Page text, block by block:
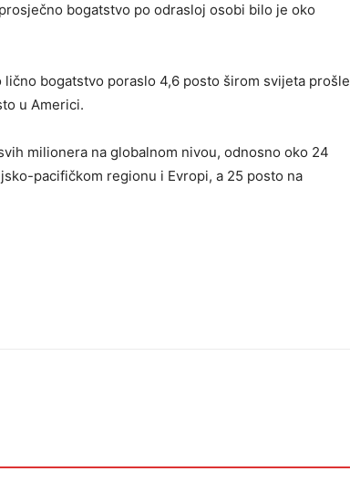
bogatstvo po odrasloj osobi bilo je oko
bogatstvo poraslo 4,6 posto širom svijeta prošle
u Americi.
milionera na globalnom nivou, odnosno oko 24
pacifičkom regionu i Evropi, a 25 posto na